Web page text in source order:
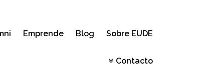
Emprende Blog Sobre EUDE
Contacto